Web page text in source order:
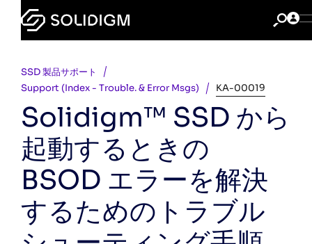
SSD 製品サポート
Support (Index - Trouble. & Error Msgs)
KA-00019
Solidigm™ SSD から
起動するときの
BSOD エラーを解決
するためのトラブル